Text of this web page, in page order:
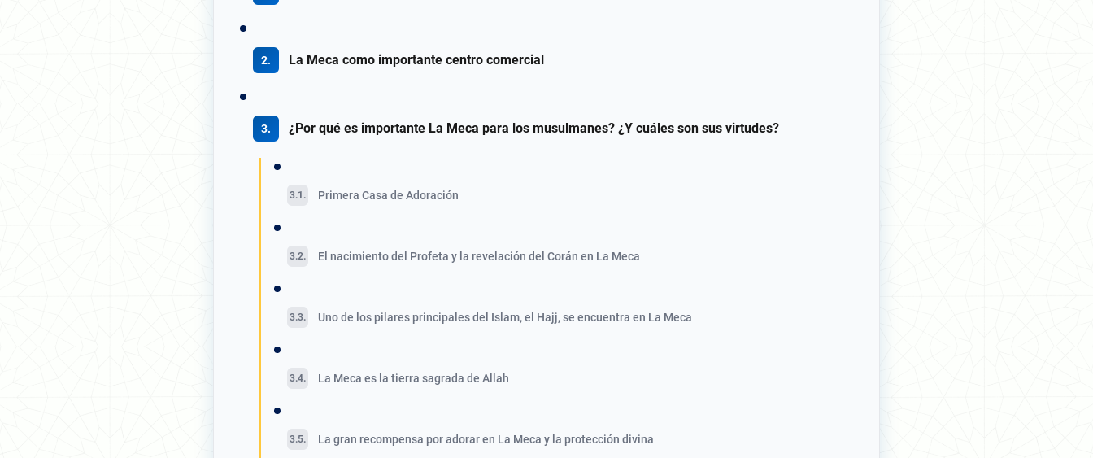
La Meca como importante centro comercial
¿Por qué es importante La Meca para los musulmanes? ¿Y cuáles son sus virtudes?
Primera Casa de Adoración
El nacimiento del Profeta y la revelación del Corán en La Meca
Uno de los pilares principales del Islam, el Hajj, se encuentra en La Meca
La Meca es la tierra sagrada de Allah
La gran recompensa por adorar en La Meca y la protección divina